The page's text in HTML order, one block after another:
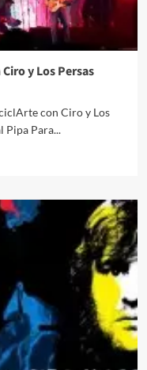
y Los Persas
con Ciro y Los
Pipa Para...